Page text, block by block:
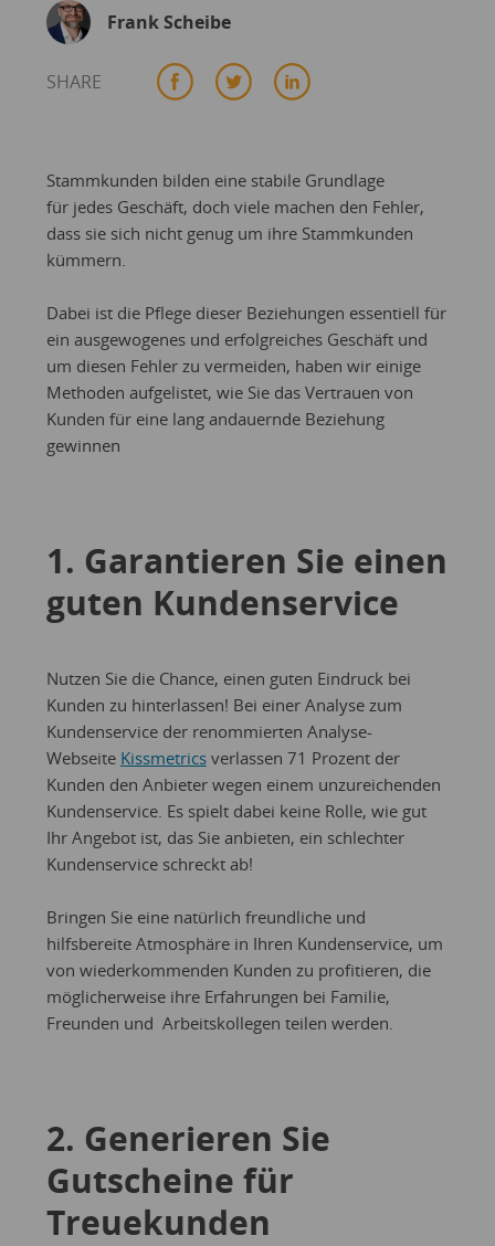
Frank Scheibe
SHARE
Stammkunden bilden eine stabile Grundlage
für jedes Geschäft, doch viele machen den Fehler,
dass sie sich nicht genug um ihre Stammkunden
kümmern.
Dabei ist die Pflege dieser Beziehungen essentiell für
ein ausgewogenes und erfolgreiches Geschäft und
um diesen Fehler zu vermeiden, haben wir einige
Methoden aufgelistet, wie Sie das Vertrauen von
Kunden für eine lang andauernde Beziehung
gewinnen
1. Garantieren Sie einen
guten Kundenservice
Nutzen Sie die Chance, einen guten Eindruck bei
Kunden zu hinterlassen! Bei einer Analyse zum
Kundenservice der renommierten Analyse-
Webseite Kissmetricsverlassen 71 Prozent der
Kunden den Anbieter wegen einem unzureichenden
Kundenservice. Es spielt dabei keine Rolle, wie gut
Ihr Angebot ist, das Sie anbieten, ein schlechter
Kundenservice schreckt ab!
Bringen Sie eine natürlich freundliche und
hilfsbereite Atmosphäre in Ihren Kundenservice, um
von wiederkommenden Kunden zu profitieren, die
möglicherweise ihre Erfahrungen bei Familie,
Freunden und Arbeitskollegen teilen werden.
2. Generieren Sie
Gutscheine für
Treuekunden